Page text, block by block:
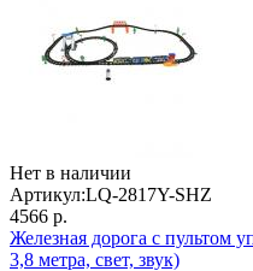
Нет в наличии
Артикул:LQ-2817Y-SHZ
4566 р.
Железная дорога с пультом
3,8 метра, свет, звук)